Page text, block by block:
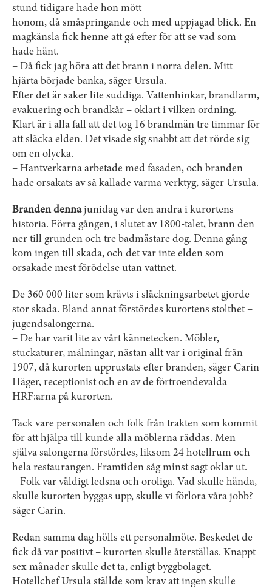
stund tidigare hade hon mött
honom, då småspringande och med uppjagad blick. En
magkänsla fick henne att gå efter för att se vad som
hade hänt.
– Då fick jag höra att det brann i norra delen. Mitt
hjärta började banka, säger Ursula.
Efter det är saker lite suddiga. Vatten­hinkar, brandlarm,
evakuering och brandkår – oklart i vilken ordning.
Klart är i alla fall att det tog 16 brandmän tre timmar för
att släcka elden. Det visade sig snabbt att det rörde sig
om en olycka.
– Hantverkarna arbetade med fasaden, och branden
hade orsakats av så kallade varma verktyg, säger Ursula.
Branden dennajuni­dag var den andra i kur­ortens
historia. Förra gången, i slutet av 1800-­talet, brann den
ner till grunden och tre badmästare dog. Denna gång
kom ingen till skada, och det var inte elden som
orsakade mest förödelse utan vattnet.
De ­360 000 liter som krävts i släckningsarbetet gjorde
stor skada. Bland annat förstördes kurortens stolthet –
jugend­salongerna.
– De har varit lite av vårt kännetecken. Möbler,
stuckaturer, målningar, nästan allt var i original från
1907, då kurorten upprustats efter branden, säger Carin
Häger, receptionist och en av de förtroendevalda
HRF:arna på kurorten.
Tack vare personalen och folk från trakten som kommit
för att hjälpa till kunde alla möblerna räddas. Men
själva salongerna förstördes, liksom 24 hotellrum och
hela restaurangen. Framtiden såg minst sagt oklar ut.
– Folk var väldigt ledsna och oroliga. Vad skulle hända,
skulle kurorten byggas upp, skulle vi förlora våra jobb?
säger Carin.
Redan samma dag hölls ett personalmöte. Beskedet de
fick då var positivt – kur­orten skulle återställas. Knappt
sex månader skulle det ta, enligt byggbolaget.
Hotellchef Ursula ställde som krav att ingen skulle